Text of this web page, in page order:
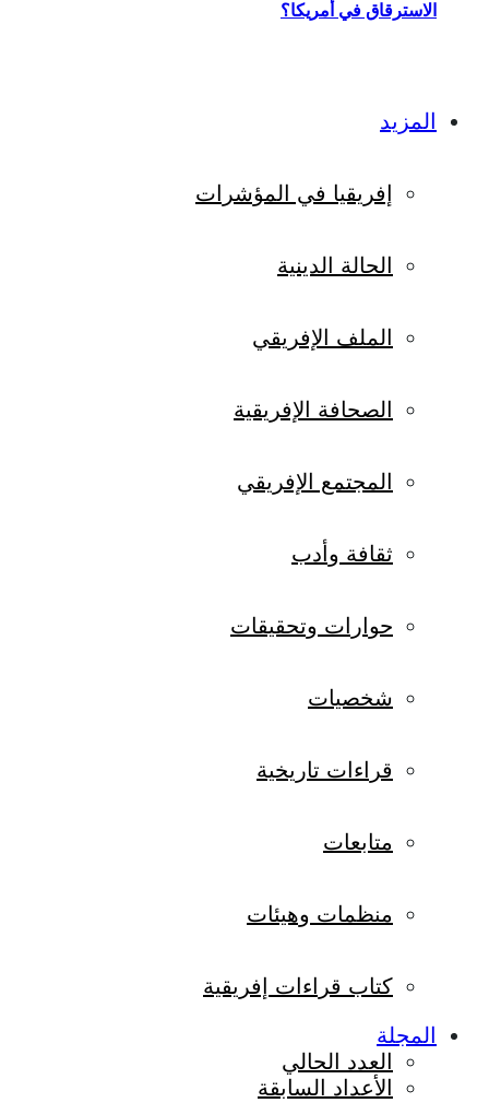
الاسترقاق في أمريكا؟
المزيد
إفريقيا في المؤشرات
الحالة الدينية
الملف الإفريقي
الصحافة الإفريقية
المجتمع الإفريقي
ثقافة وأدب
حوارات وتحقيقات
شخصيات
قراءات تاريخية
متابعات
منظمات وهيئات
كتاب قراءات إفريقية
المجلة
العدد الحالي
الأعداد السابقة